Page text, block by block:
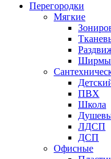
Перегородки
Мягкие
Ширмы
ПВХ
Школа
ЛДСП
ДСП
Офисные